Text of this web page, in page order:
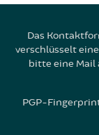
Das
verschlüsselt
bitte eine
PGP-